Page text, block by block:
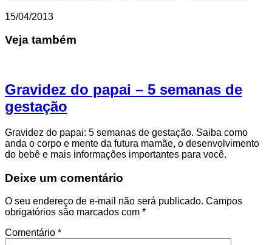
15/04/2013
Veja também
Gravidez do papai – 5 semanas de
gestação
Gravidez do papai: 5 semanas de gestação. Saiba como
anda o corpo e mente da futura mamãe, o desenvolvimento
do bebê e mais informações importantes para você.
Deixe um comentário
O seu endereço de e-mail não será publicado. Campos
obrigatórios são marcados com *
Comentário *